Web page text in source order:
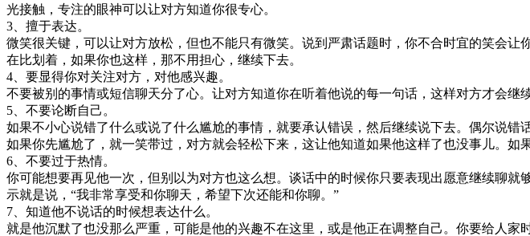
光接触，专注的眼神可以让对方知道你很专心。
3、擅于表达。
微笑很关键，可以让对方放松，但也不能只有微笑。说到严肃话题时，你不合时宜的笑会
在比划着，如果你也这样，那不用担心，继续下去。
4、要显得你对关注对方，对他感兴趣。
不要被别的事情或短信聊天分了心。让对方知道你在听着他说的每一句话，这样对方才会继
5、不要论断自己。
如果不小心说错了什么或说了什么尴尬的事情，就要承认错误，然后继续说下去。偶尔说错
如果你先尴尬了，就一笑带过，对方就会轻松下来，这让他知道如果他这样了也没事儿。如
6、不要过于热情。
你可能想要再见他一次，但别以为对方也这么想。谈话中的时候你只要表现出愿意继续聊
示就是说，“我非常享受和你聊天，希望下次还能和你聊。”
7、知道他不说话的时候想表达什么。
就是他沉默了也没那么严重，可能是他的兴趣不在这里，或是他正在调整自己。你要给人家